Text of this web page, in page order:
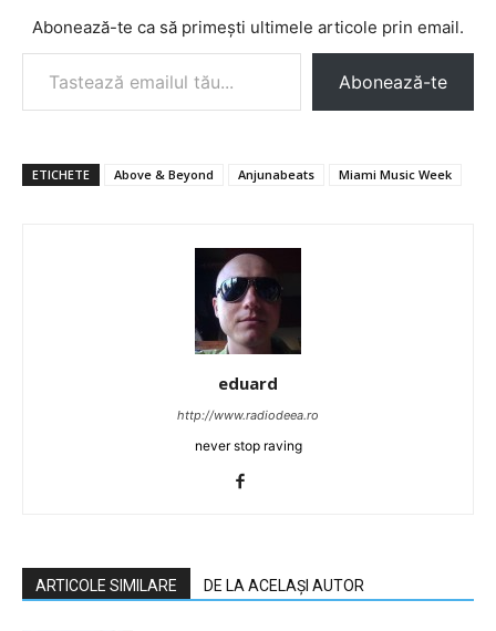
Abonează-te ca să primești ultimele articole prin email.
Tastează emailul tău...
Abonează-te
ETICHETE Above & Beyond Anjunabeats Miami Music Week
eduard
http://www.radiodeea.ro
never stop raving
ARTICOLE SIMILARE DE LA ACELAȘI AUTOR